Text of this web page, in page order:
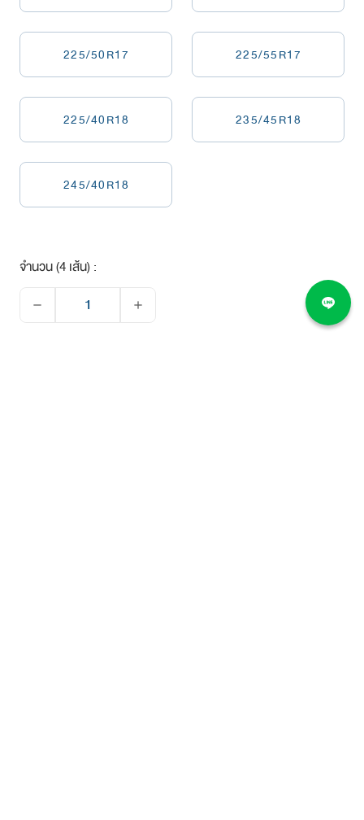
225/50R17 225/55R17
225/40R18 235/45R18
245/40R18
จำนวน (4 เส้น) :
remove add